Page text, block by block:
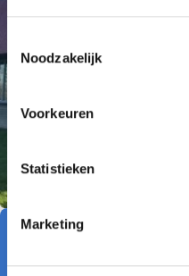
o
e
s
t
m
i
Noodzakelijk
Voorkeuren
Statistieken
Marketing
Projectgegevens:
Montage: Gort Construct B.V.